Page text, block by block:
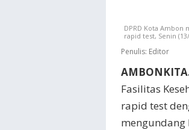
DPRD Kota Ambon
rapid test, Senin
Penulis: Editor
Fasilitas
rapid test
mengundang